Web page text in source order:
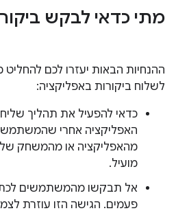
מתי כדאי לבקש
ההנחיות הבאות יעזרו לכם
לשלוח ביקורות באפליקציה:
כדאי להפעיל את תהליך
האפליקציה אחרי
מהאפליקציה או מהמשחק
מועיל.
אל תבקשו מהמשתמשים
פעמים. הגישה הזו עוזרת